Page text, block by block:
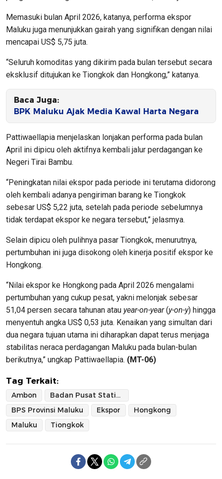
Memasuki bulan April 2026, katanya, performa ekspor
Maluku juga menunjukkan gairah yang signifikan dengan nilai
mencapai US$ 5,75 juta.
“Seluruh komoditas yang dikirim pada bulan tersebut secara
eksklusif ditujukan ke Tiongkok dan Hongkong,” katanya.
Baca Juga:
BPK Maluku Ajak Media Kawal Harta Negara
Pattiwaellapia menjelaskan lonjakan performa pada bulan
April ini dipicu oleh aktifnya kembali jalur perdagangan ke
Negeri Tirai Bambu.
“Peningkatan nilai ekspor pada periode ini terutama didorong
oleh kembali adanya pengiriman barang ke Tiongkok
sebesar US$ 5,22 juta, setelah pada periode sebelumnya
tidak terdapat ekspor ke negara tersebut,” jelasmya.
Selain dipicu oleh pulihnya pasar Tiongkok, menurutnya,
pertumbuhan ini juga disokong oleh kinerja positif ekspor ke
Hongkong.
“Nilai ekspor ke Hongkong pada April 2026 mengalami
pertumbuhan yang cukup pesat, yakni melonjak sebesar
51,04 persen secara tahunan atau year-on-year(y-on-y) hingga
menyentuh angka US$ 0,53 juta. Kenaikan yang simultan dari
dua negara tujuan utama ini diharapkan dapat terus menjaga
stabilitas neraca perdagangan Maluku pada bulan-bulan
berikutnya,” ungkap Pattiwaellapia. (MT-06)
Tag Terkait:
Ambon
Badan Pusat Statistik Provinsi Maluku
BPS Provinsi Maluku
Ekspor
Hongkong
Maluku
Tiongkok